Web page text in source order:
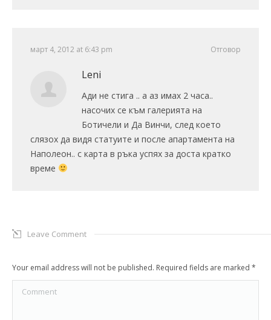
Отговор
март 4, 2012 at 6:43 pm
Leni
Ади не стига .. а аз имах 2 часа..
насочих се към галерията на
Ботичели и Да Винчи, след което
слязох да видя статуите и после апартамента на
Наполеон.. с карта в ръка успях за доста кратко
време
Leave Comment
Your email address will not be published. Required fields are marked *
Comment